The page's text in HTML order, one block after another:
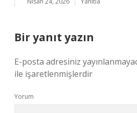
Bir yanıt yazın
E-posta adresiniz
ile işaretlenmişlerdir
Yorum